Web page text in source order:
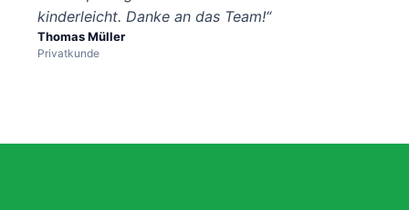
kinderleicht. Danke an das Team!“
Thomas Müller
Privatkunde